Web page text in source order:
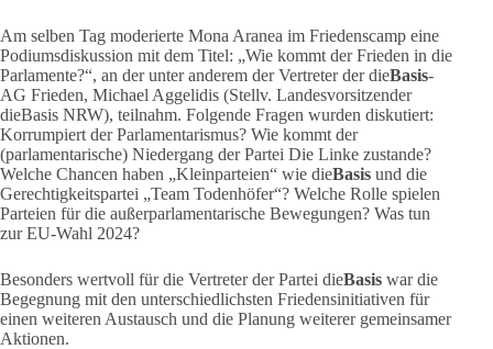
Am selben Tag moderierte Mona Aranea im Friedenscamp eine
Podiumsdiskussion mit dem Titel: „Wie kommt der Frieden in die
Parlamente?“, an der unter anderem der Vertreter der dieBasis-
AG Frieden, Michael Aggelidis (Stellv. Landesvorsitzender
dieBasis NRW), teilnahm. Folgende Fragen wurden diskutiert:
Korrumpiert der Parlamentarismus? Wie kommt der
(parlamentarische) Niedergang der Partei Die Linke zustande?
Welche Chancen haben „Kleinparteien“ wie dieBasis und die
Gerechtigkeitspartei „Team Todenhöfer“? Welche Rolle spielen
Parteien für die außerparlamentarische Bewegungen? Was tun
zur EU-Wahl 2024?
Besonders wertvoll für die Vertreter der Partei dieBasis war die
Begegnung mit den unterschiedlichsten Friedensinitiativen für
einen weiteren Austausch und die Planung weiterer gemeinsamer
Aktionen.